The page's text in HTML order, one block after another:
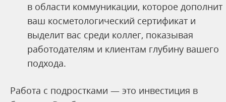
в области коммуникации, которое дополнит
ваш косметологический сертификат и
выделит вас среди коллег, показывая
работодателям и клиентам глубину вашего
подхода.
Работа с подростками — это инвестиция в